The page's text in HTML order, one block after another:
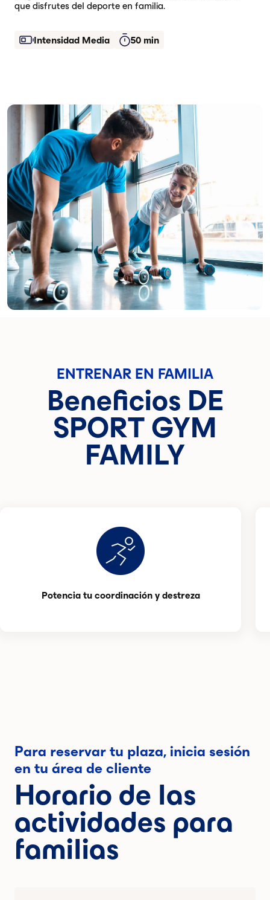
que disfrutes del deporte en familia.
Intensidad Media 50 min
ENTRENAR EN FAMILIA
Beneficios DE
SPORT GYM
FAMILY
Potencia tu coordinación y destreza
Para reservar tu plaza, inicia sesión
en tu área de cliente
Horario de las
actividades para
familias